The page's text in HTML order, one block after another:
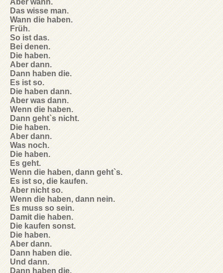
Das wisse man.
Wann die haben.
Früh.
So ist das.
Bei denen.
Die haben.
Aber dann.
Dann haben die.
Es ist so.
Die haben dann.
Aber was dann.
Wenn die haben.
Dann geht`s nicht.
Die haben.
Aber dann.
Was noch.
Die haben.
Es geht.
Wenn die haben, dann geht`s.
Es ist so, die kaufen.
Aber nicht so.
Wenn die haben, dann nein.
Es muss so sein.
Damit die haben.
Die kaufen sonst.
Die haben.
Aber dann.
Dann haben die.
Und dann.
Dann haben die.